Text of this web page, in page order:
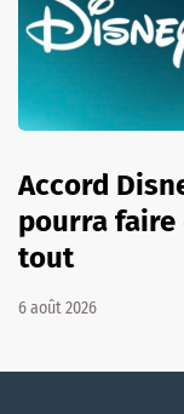
Accord
pourra faire
tout
6 août 2026